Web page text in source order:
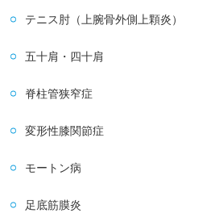
テニス肘（上腕骨外側上顆炎）
五十肩・四十肩
脊柱管狭窄症
変形性膝関節症
モートン病
足底筋膜炎